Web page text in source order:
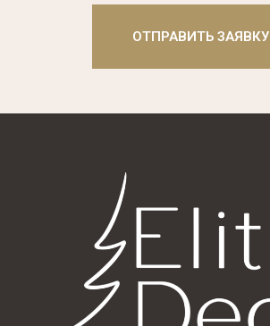
ОТПРАВИТЬ ЗАЯВКУ